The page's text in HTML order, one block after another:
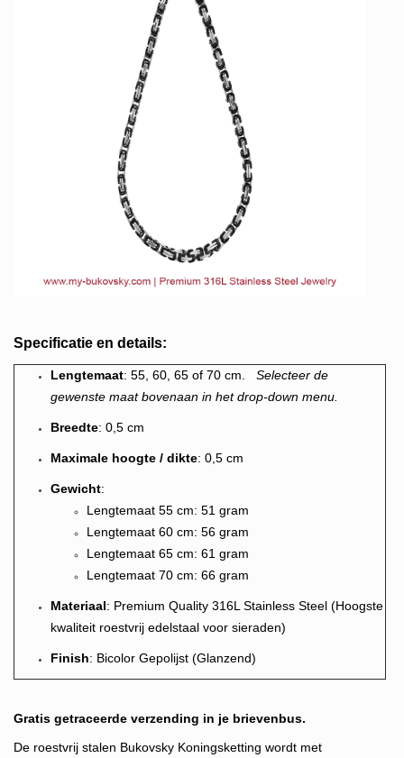
Specificatie en details:
Lengtemaat: 55, 60, 65 of 70 cm. Selecteer de
gewenste maat bovenaan in het drop-down menu.
Breedte: 0,5 cm
Maximale hoogte / dikte: 0,5 cm
Gewicht:
Lengtemaat 55 cm: 51 gram
Lengtemaat 60 cm: 56 gram
Lengtemaat 65 cm: 61 gram
Lengtemaat 70 cm: 66 gram
Materiaal: Premium Quality 316L Stainless Steel (Hoogste
kwaliteit roestvrij edelstaal voor sieraden)
Finish: Bicolor Gepolijst (Glanzend)
Gratis getraceerde verzending in je brievenbus.
De roestvrij stalen Bukovsky Koningsketting wordt met